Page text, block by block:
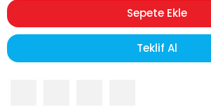
Sepete Ekle
Teklif Al